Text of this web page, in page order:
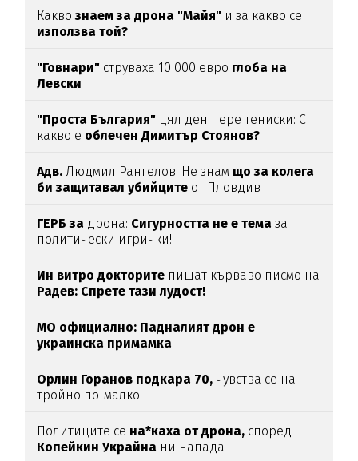
Каквознаем за дрона "Майя" и за какво се
използва той?
"Говнари" струваха 10 000 евро глоба на
Левски
"Проста България" цял ден пере тениски: С
какво е облечен Димитър Стоянов?
Адв. Людмил Рангелов: Не знам що за колега
би защитавал убийците от Пловдив
ГЕРБ за дрона: Сигурността не е темаза
политически игрички!
Ин витро докторите пишат кърваво писмо на
Радев: Спрете тази лудост!
МО официално: Падналият дрон е
украинска примамка
Орлин Горанов подкара 70, чувства се на
тройно по-малко
Политиците се на*каха от дрона, според
Копейкин Украйна ни напада